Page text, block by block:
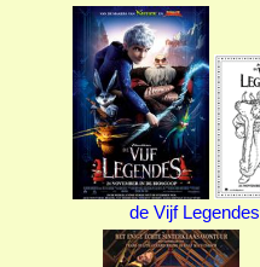
de Vijf Legendes